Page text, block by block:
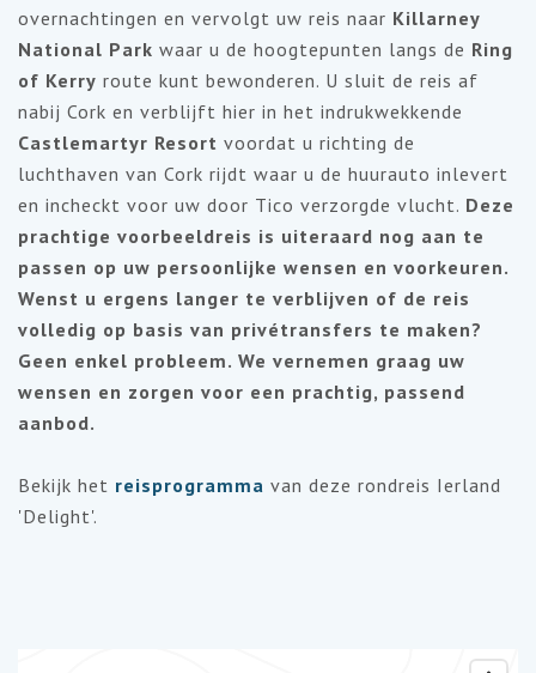
overnachtingen en vervolgt uw reis naar Killarney
National Park waar u de hoogtepunten langs de Ring
of Kerry route kunt bewonderen. U sluit de reis af
nabij Cork en verblijft hier in het indrukwekkende
Castlemartyr Resort voordat u richting de
luchthaven van Cork rijdt waar u de huurauto inlevert
en incheckt voor uw door Tico verzorgde vlucht. Deze
prachtige voorbeeldreis is uiteraard nog aan te
passen op uw persoonlijke wensen en voorkeuren.
Wenst u ergens langer te verblijven of de reis
volledig op basis van privétransfers te maken?
Geen enkel probleem. We vernemen graag uw
wensen en zorgen voor een prachtig, passend
aanbod.
Bekijk het reisprogramma van deze rondreis Ierland
'Delight'.